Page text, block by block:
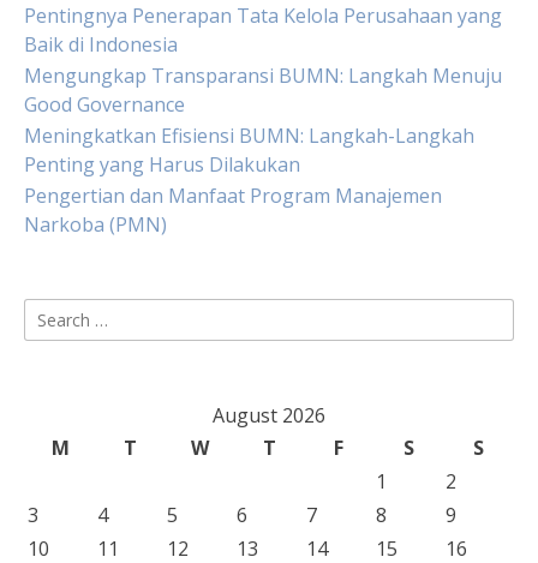
Pentingnya Penerapan Tata Kelola Perusahaan yang
Baik di Indonesia
Mengungkap Transparansi BUMN: Langkah Menuju
Good Governance
Meningkatkan Efisiensi BUMN: Langkah-Langkah
Penting yang Harus Dilakukan
Pengertian dan Manfaat Program Manajemen
Narkoba (PMN)
Search
for:
August 2026
M
T W T F S
S
1
2
3
4 5 6 7 8
9
10
11 12 13 14 15
16